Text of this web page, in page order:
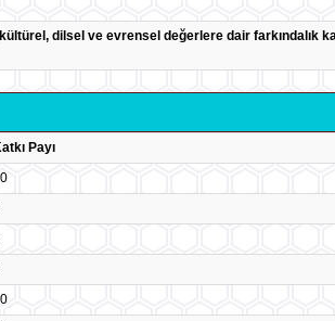
dilsel ve evrensel değerlere dair farkındalık
Payı